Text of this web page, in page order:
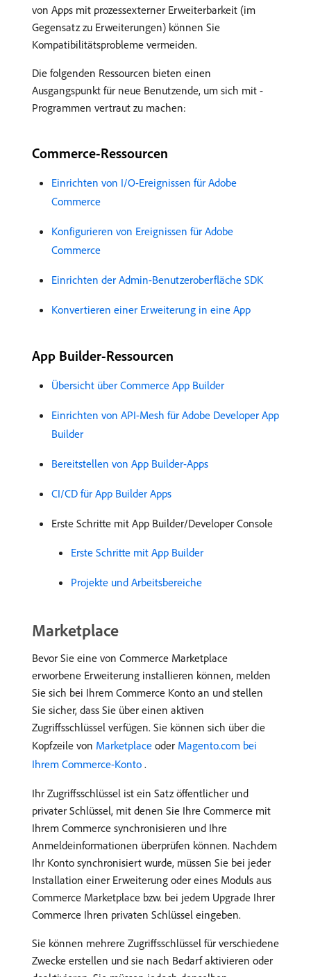
von Apps mit prozessexterner Erweiterbarkeit (im
Gegensatz zu Erweiterungen) können Sie
Kompatibilitätsprobleme vermeiden.
Die folgenden Ressourcen bieten einen
Ausgangspunkt für neue Benutzende, um sich mit -
Programmen vertraut zu machen:
Commerce-Ressourcen
Einrichten von I/O-Ereignissen für Adobe
Commerce
Konfigurieren von Ereignissen für Adobe
Commerce
Einrichten der Admin-Benutzeroberfläche SDK
Konvertieren einer Erweiterung in eine App
App Builder-Ressourcen
Übersicht über Commerce App Builder
Einrichten von API-Mesh für Adobe Developer App
Builder
Bereitstellen von App Builder-Apps
CI/CD für App Builder Apps
Erste Schritte mit App Builder/Developer Console
Erste Schritte mit App Builder
Projekte und Arbeitsbereiche
Marketplace
Bevor Sie eine von Commerce Marketplace
erworbene Erweiterung installieren können, melden
Sie sich bei Ihrem Commerce Konto an und stellen
Sie sicher, dass Sie über einen aktiven
Zugriffsschlüssel verfügen. Sie können sich über die
Kopfzeile von Marketplace oder Magento.com bei
Ihrem Commerce-Konto ​ .
Ihr Zugriffsschlüssel ist ein Satz öffentlicher und
privater Schlüssel, mit denen Sie Ihre Commerce mit
Ihrem Commerce synchronisieren und Ihre
Anmeldeinformationen überprüfen können. Nachdem
Ihr Konto synchronisiert wurde, müssen Sie bei jeder
Installation einer Erweiterung oder eines Moduls aus
Commerce Marketplace bzw. bei jedem Upgrade Ihrer
Commerce Ihren privaten Schlüssel eingeben.
Sie können mehrere Zugriffsschlüssel für verschiedene
Zwecke erstellen und sie nach Bedarf aktivieren oder